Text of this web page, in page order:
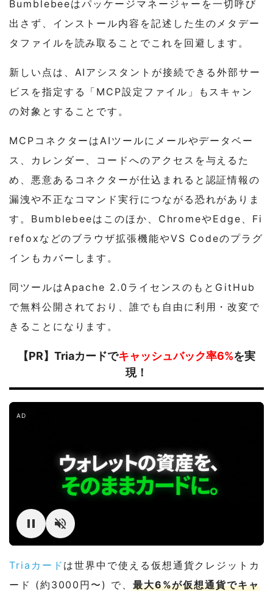
Bumblebeeはパッケージマネージャーを一切呼び
出さず、インストール内容を記述した生のメタデー
タファイルを読み取ることでこれを回避します。
新しい点は、AIアシスタントが接続できる外部サー
ビスを指定する「MCP設定ファイル」もスキャン
の対象とすることです。
MCPコネクターはAIツールにメールやデータベー
ス、カレンダー、コードへのアクセスを与えるた
め、悪意あるコネクターが仕込まれると認証情報の
漏洩や不正なコマンド実行につながる恐れがありま
す。Bumblebeeはこのほか、ChromeやEdge、Fi
refoxなどのブラウザ拡張機能やVS Codeのプラグ
インもカバーします。
同ツールはApache 2.0ライセンスのもとGitHub
で無料公開されており、誰でも自由に利用・改変で
きることになります。
【PR】Triaカードでキャッシュバック率6%を実
現！
AD
Triaカード は世界中で使える仮想通貨クレジットカ
ード (約3000円〜) で、 最大6%が仮想通貨でキャ